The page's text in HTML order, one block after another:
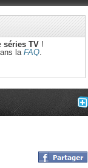
séries TV!
laFAQ.